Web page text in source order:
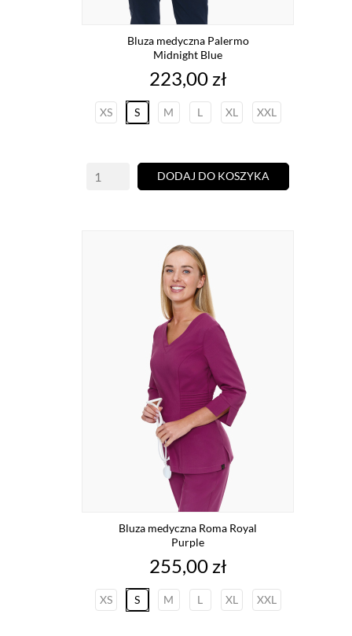
Bluza medyczna Palermo
Midnight Blue
Cena
223,00 zł
XS S M L XL XXL
DODAJ DO KOSZYKA
Bluza medyczna Roma Royal
Purple
Cena
255,00 zł
XS S M L XL XXL